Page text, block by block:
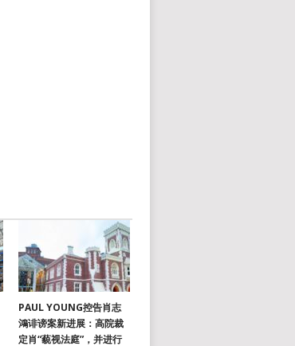
PAUL YOUNG控告肖志
鴻诽谤案新进展：高院裁
定肖“藐视法庭”，并进行